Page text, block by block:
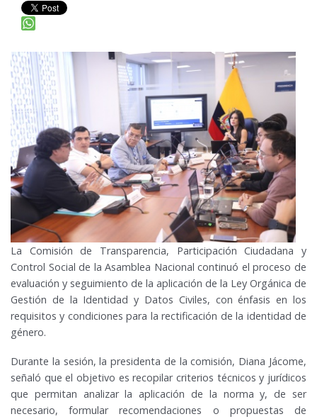
La Comisión de Transparencia, Participación Ciudadana y
Control Social de la Asamblea Nacional continuó el proceso de
evaluación y seguimiento de la aplicación de la Ley Orgánica de
Gestión de la Identidad y Datos Civiles, con énfasis en los
requisitos y condiciones para la rectificación de la identidad de
género.
Durante la sesión, la presidenta de la comisión, Diana Jácome,
señaló que el objetivo es recopilar criterios técnicos y jurídicos
que permitan analizar la aplicación de la norma y, de ser
necesario, formular recomendaciones o propuestas de